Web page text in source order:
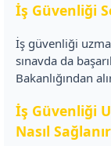
İş Güvenliği
İş güvenliği
sınavda da
Bakanlığından
İş Güvenliği
Nasıl